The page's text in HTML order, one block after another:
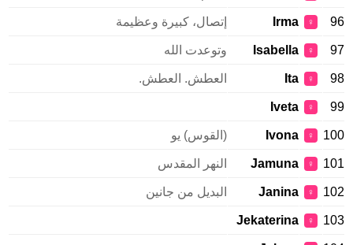
96
♀
Irma إتصال، كبيرة وعظيمة
97
♀
Isabella وتوعدت الله
98
♀
Ita العطش. العطش.
99
♀
Iveta
100
♀
Ivona (القوس) يو
101
♀
Jamuna النهر المقدس
102
♀
Janina البديل من جانين
103
♀
Jekaterina